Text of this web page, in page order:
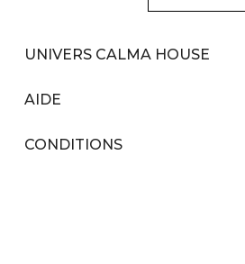
UNIVERS CALMA HOUSE
AIDE
CONDITIONS